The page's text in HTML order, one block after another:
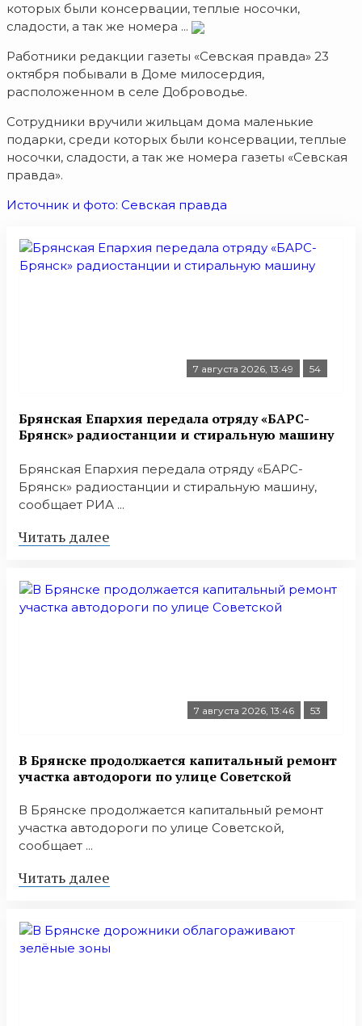
которых были консервации, теплые носочки,
сладости, а так же номера ...
Работники редакции газеты «Севская правда» 23
октября побывали в Доме милосердия,
расположенном в селе Доброводье.
Сотрудники вручили жильцам дома маленькие
подарки, среди которых были консервации, теплые
носочки, сладости, а так же номера газеты «Севская
правда».
Источник и фото: Севская правда
7 августа 2026, 13:49 54
Брянская Епархия передала отряду «БАРС-
Брянск» радиостанции и стиральную машину
Брянская Епархия передала отряду «БАРС-
Брянск» радиостанции и стиральную машину,
сообщает РИА ...
Читать далее
7 августа 2026, 13:46 53
В Брянске продолжается капитальный ремонт
участка автодороги по улице Советской
В Брянске продолжается капитальный ремонт
участка автодороги по улице Советской,
сообщает ...
Читать далее